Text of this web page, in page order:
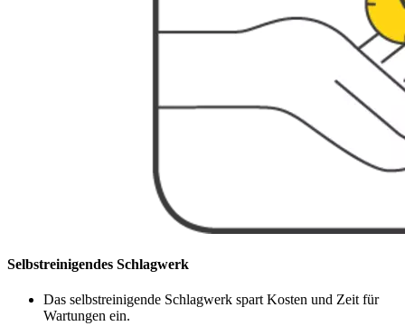
Selbstreinigendes Schlagwerk
Das selbstreinigende Schlagwerk spart Kosten und Zeit für
Wartungen ein.